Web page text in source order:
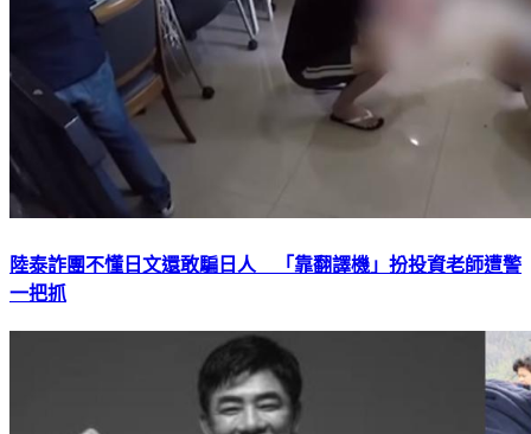
陸泰詐團不懂日文還敢騙日人 「靠翻譯機」扮投資老師遭警
一把抓